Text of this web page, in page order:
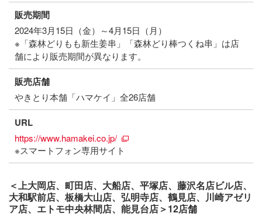
販売期間
2024年3月15日（金）～4月15日（月）
※「森林どりもも新生姜串」「森林どり棒つくね串」は店
舗により販売期間が異なります。
販売店舗
やきとり本舗「ハマケイ」全26店舗
URL
https://www.hamakei.co.jp/
※スマートフォン専用サイト
＜上大岡店、町田店、大船店、平塚店、藤沢名店ビル店、
大和駅前店、板橋大山店、弘明寺店、鶴見店、川崎アゼリ
ア店、エトモ中央林間店、能見台店＞12店舗